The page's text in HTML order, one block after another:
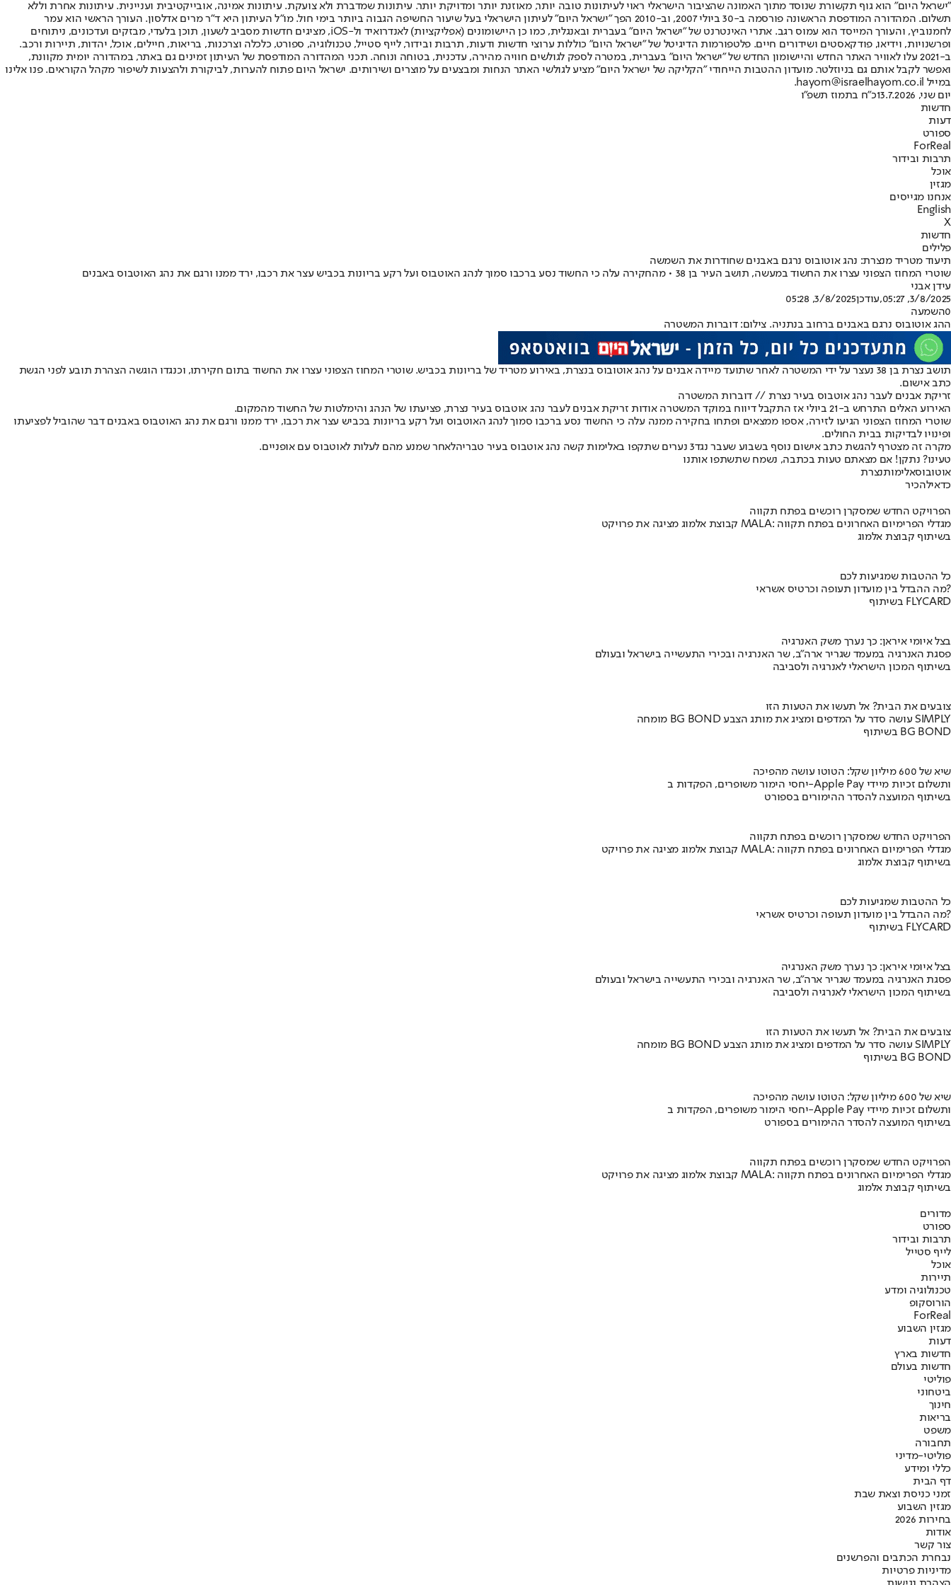
"ישראל היום" הוא גוף תקשורת שנוסד מתוך האמונה שהציבור הישראלי ראוי לעיתונות טובה יותר, מאוזנת יותר ומדויקת יותר. עיתונות שמדברת ולא צועקת. עיתונות אמינה, אובייקטיבית ועניינית. עיתונות אחרת וללא
תשלום. המהדורה המודפסת הראשונה פורסמה ב-30 ביולי 2007, וב-2010 הפך "ישראל היום" לעיתון הישראלי בעל שיעור החשיפה הגבוה ביותר בימי חול. מו"ל העיתון היא ד"ר מרים אדלסון. העורך הראשי הוא עמר
לחמנוביץ, והעורך המייסד הוא עמוס רגב. אתרי האינטרנט של "ישראל היום" בעברית ובאנגלית, כמו כן היישומונים (אפליקציות) לאנדרואיד ול-iOS, מציגים חדשות מסביב לשעון, תוכן בלעדי, מבזקים ועדכונים, ניתוחים
ופרשנויות, וידיאו, פודקאסטים ושידורים חיים. פלטפורמות הדיגיטל של "ישראל היום" כוללות ערוצי חדשות ודעות, תרבות ובידור, לייף סטייל, טכנולוגיה, ספורט, כלכלה וצרכנות, בריאות, חיילים, אוכל, יהדות, תיירות ורכב.
ב-2021 עלו לאוויר האתר החדש והיישומון החדש של "ישראל היום" בעברית, במטרה לספק לגולשים חוויה מהירה, עדכנית, בטוחה ונוחה. תכני המהדורה המודפסת של העיתון זמינים גם באתר, במהדורה יומית מקוונת,
ואפשר לקבל אותם גם בניוזלטר. מועדון ההטבות הייחודי "הקליקה של ישראל היום" מציע לגולשי האתר הנחות ומבצעים על מוצרים ושירותים. ישראל היום פתוח להערות, לביקורת ולהצעות לשיפור מקהל הקוראים. פנו אלינו
במייל hayom@israelhayom.co.il.
יום שני, 13.7.2026
כ"ח בתמוז תשפ"ו
חדשות
דעות
ספורט
ForReal
תרבות ובידור
אוכל
מגזין
אנחנו מגייסים
English
X
חדשות
פלילים
תיעוד מטריד מנצרת: נהג אוטובוס נרגם באבנים שחודרות את השמשה
שוטרי המחוז הצפוני עצרו את החשוד במעשה, תושב העיר בן 38 • מהחקירה עלה כי החשוד נסע ברכבו סמוך לנהג האוטבוס ועל רקע בריונות בכביש עצר את רכבו, ירד ממנו ורגם את נהג האוטבוס באבנים
עידן אבני
3/8/2025, 05:27
,עודכן3/8/2025, 05:28
0השמעה
ההג אוטובוס נרגם באבנים ברחוב בנתניה. צילום: דוברות המשטרה
תושב נצרת בן 38 נעצר על ידי המשטרה לאחר שתועד מיידה אבנים על נהג אוטובוס בנצרת, באירוע מטריד של בריונות בכביש. שוטרי המחוז הצפוני עצרו את החשוד בתום חקירתו, וכנגדו הוגשה הצהרת תובע לפני הגשת
כתב אישום.
זריקת אבנים לעבר נהג אוטבוס בעיר נצרת // דוברות המשטרה
האירוע האלים התרחש ב-21 ביולי אז התקבל דיווח במוקד המשטרה אודות זריקת אבנים לעבר נהג אוטבוס בעיר נצרת, פציעתו של הנהג והימלטות של החשוד מהמקום.
שוטרי המחוז הצפוני הגיעו לזירה, אספו ממצאים ופתחו בחקירה ממנה עלה כי החשוד נסע ברכבו סמוך לנהג האוטבוס ועל רקע בריונות בכביש עצר את רכבו, ירד ממנו ורגם את נהג האוטבוס באבנים דבר שהוביל לפציעתו
ופינויו לבדיקות בבית החולים.
מקרה זה מצטרף להגשת כתב אישום נוסף בשבוע שעבר נגד3 נערים שתקפו באלימות קשה נהג אוטבוס בעיר טבריה
לאחר שמנע מהם לעלות לאוטבוס עם אופניים.
טעינו? נתקן! אם מצאתם טעות בכתבה, נשמח שתשתפו אותנו
אוטובוסאלימותנצרת
כדאילהכיר
הפרויקט החדש שמסקרן רוכשים בפתח תקווה
קבוצת אלמוג מציגה את פרויקט MALA: מגדלי הפרימיום האחרונים בפתח תקווה
בשיתוף קבוצת אלמוג
כל ההטבות שמגיעות לכם
מה ההבדל בין מועדון תעופה וכרטיס אשראי?
בשיתוף FLYCARD
בצל איומי איראן: כך נערך משק האנרגיה
פסגת האנרגיה במעמד שגריר ארה"ב, שר האנרגיה ובכירי התעשייה בישראל ובעולם
בשיתוף המכון הישראלי לאנרגיה ולסביבה
צובעים את הבית? אל תעשו את הטעות הזו
מומחה BG BOND עושה סדר על המדפים ומציג את מותג הצבע SIMPLY
בשיתוף BG BOND
שיא של 600 מיליון שקל: הטוטו עושה מהפיכה
יחסי הימור משופרים, הפקדות ב-Apple Pay ותשלום זכיות מיידי
בשיתוף המועצה להסדר ההימורים בספורט
הפרויקט החדש שמסקרן רוכשים בפתח תקווה
קבוצת אלמוג מציגה את פרויקט MALA: מגדלי הפרימיום האחרונים בפתח תקווה
בשיתוף קבוצת אלמוג
כל ההטבות שמגיעות לכם
מה ההבדל בין מועדון תעופה וכרטיס אשראי?
בשיתוף FLYCARD
בצל איומי איראן: כך נערך משק האנרגיה
פסגת האנרגיה במעמד שגריר ארה"ב, שר האנרגיה ובכירי התעשייה בישראל ובעולם
בשיתוף המכון הישראלי לאנרגיה ולסביבה
צובעים את הבית? אל תעשו את הטעות הזו
מומחה BG BOND עושה סדר על המדפים ומציג את מותג הצבע SIMPLY
בשיתוף BG BOND
שיא של 600 מיליון שקל: הטוטו עושה מהפיכה
יחסי הימור משופרים, הפקדות ב-Apple Pay ותשלום זכיות מיידי
בשיתוף המועצה להסדר ההימורים בספורט
הפרויקט החדש שמסקרן רוכשים בפתח תקווה
קבוצת אלמוג מציגה את פרויקט MALA: מגדלי הפרימיום האחרונים בפתח תקווה
בשיתוף קבוצת אלמוג
מדורים
ספורט
תרבות ובידור
לייף סטייל
אוכל
תיירות
טכנולוגיה ומדע
הורוסקופ
ForReal
מגזין השבוע
דעות
חדשות בארץ
חדשות בעולם
פוליטי
ביטחוני
חינוך
בריאות
משפט
תחבורה
פוליטי-מדיני
כללי ומידע
דף הבית
זמני כניסת וצאת שבת
מגזין השבוע
בחירות 2026
אודות
צור קשר
נבחרת הכתבים והפרשנים
מדיניות פרטיות